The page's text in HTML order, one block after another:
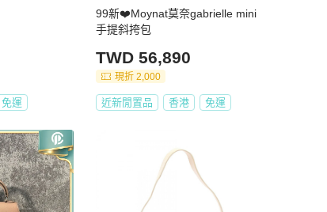
免運
99新❤️Moynat莫奈gabrielle mini
手提斜挎包
TWD 56,890
現折 2,000
近新閒置品 香港 免運